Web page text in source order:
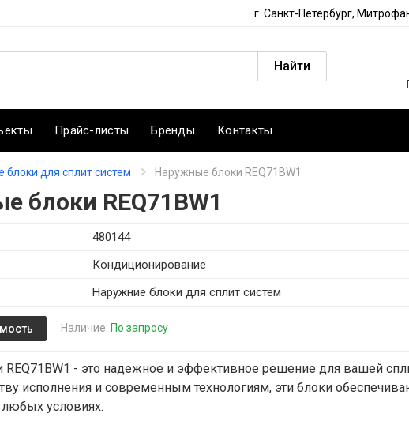
г. Санкт-Петербург,
Найти
Прайс-листы Бренды Контакты
блоки для сплит систем Наружные блоки REQ71BW1
блоки REQ71BW1
480144
Кондиционирование
Наружние блоки для сплит систем
Наличие: По запросу
- это надежное и эффективное решение для вашей
исполнения и современным технологиям, эти блоки
условиях.